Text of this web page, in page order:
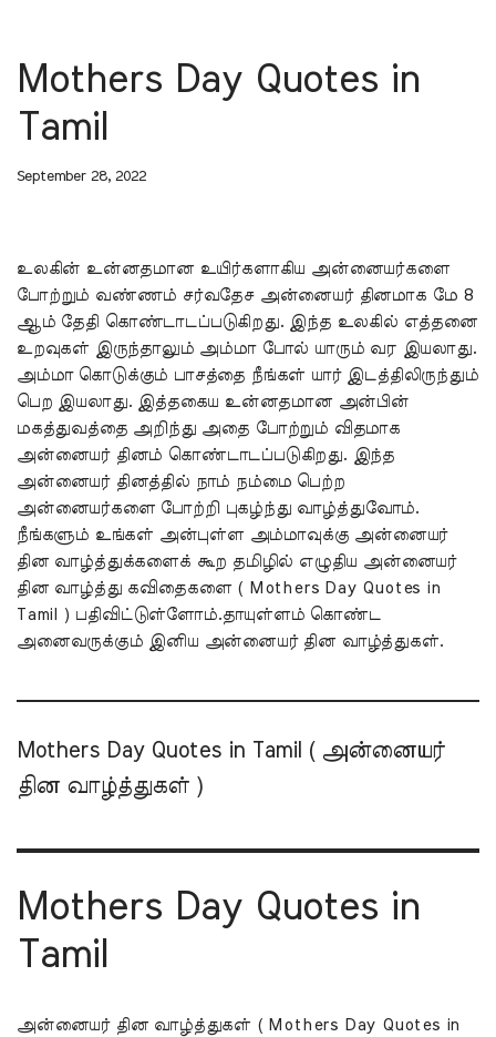
Mothers Day Quotes in
Tamil
September 28, 2022
உலகின் உன்னதமான உயிர்களாகிய அன்னையர்களை
போற்றும் வண்ணம் சர்வதேச அன்னையர் தினமாக மே 8
ஆம் தேதி கொண்டாடப்படுகிறது. இந்த உலகில் எத்தனை
உறவுகள் இருந்தாலும் அம்மா போல் யாரும் வர இயலாது.
அம்மா கொடுக்கும் பாசத்தை நீங்கள் யார் இடத்திலிருந்தும்
பெற இயலாது. இத்தகைய உன்னதமான அன்பின்
மகத்துவத்தை அறிந்து அதை போற்றும் விதமாக
அன்னையர் தினம் கொண்டாடப்படுகிறது. இந்த
அன்னையர் தினத்தில் நாம் நம்மை பெற்ற
அன்னையர்களை போற்றி புகழ்ந்து வாழ்த்துவோம்.
நீங்களும் உங்கள் அன்புள்ள அம்மாவுக்கு அன்னையர்
தின வாழ்த்துக்களைக் கூற தமிழில் எழுதிய அன்னையர்
தின வாழ்த்து கவிதைகளை ( Mothers Day Quotes in
Tamil ) பதிவிட்டுள்ளோம்.தாயுள்ளம் கொண்ட
அனைவருக்கும் இனிய அன்னையர் தின வாழ்த்துகள்.
Mothers Day Quotes in Tamil ( அன்னையர்
தின வாழ்த்துகள் )
Mothers Day Quotes in
Tamil
அன்னையர் தின வாழ்த்துகள் ( Mothers Day Quotes in